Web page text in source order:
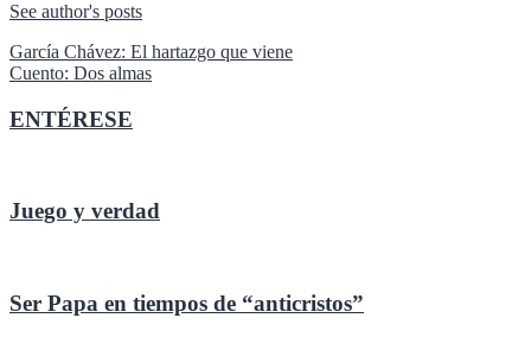
See author's posts
Navegación
de
entradas
García Chávez: El hartazgo que viene
Cuento: Dos almas
ENTÉRESE
Juego y verdad
Ser Papa en tiempos de “anticristos”